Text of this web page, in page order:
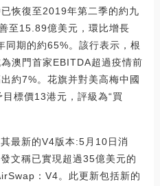
恢復至2019年第二季的約九
至15.89億美元，環比增長
期的約65%。該行表示，根
澳門首家EBITDA超過疫情前
約7%。花旗并對美高梅中國
標價13港元，評級為“買
最新的V4版本:5月10日消
文稱已實現超過35億美元的
：V4。此更新包括新的